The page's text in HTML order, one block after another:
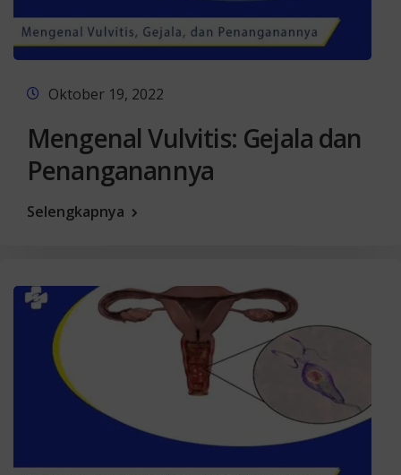
Oktober 19, 2022
Mengenal Vulvitis: Gejala dan
Penanganannya
Selengkapnya